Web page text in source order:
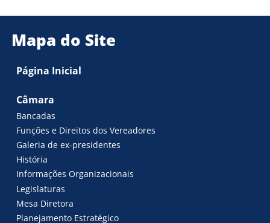
Mapa do Site
Página Inicial
Câmara
Bancadas
Funções e Direitos dos Vereadores
Galeria de ex-presidentes
História
Informações Organizacionais
Legislaturas
Mesa Diretora
Planejamento Estratégico